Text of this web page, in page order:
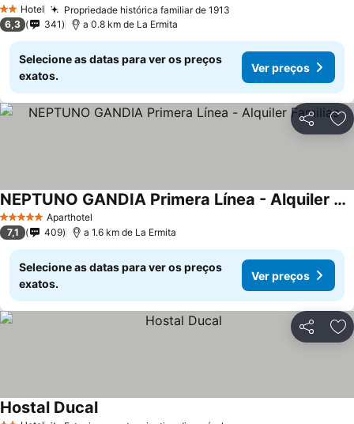
2 Estrelas
Hotel Propriedade histórica familiar de 1913
6,3 341 a 0.8 km de La Ermita
Selecione as datas para ver os preços
exatos.
Ver preços
Partilhar
5 Estrelas Aparthotel
NEPTUNO GANDIA Primera Línea - Alquiler Familias
Ver preços
7,1 409 a 1.6 km de La Ermita
Selecione as datas para ver os preços
exatos.
Ver preços
Partilhar
Hostal DucalVer preços